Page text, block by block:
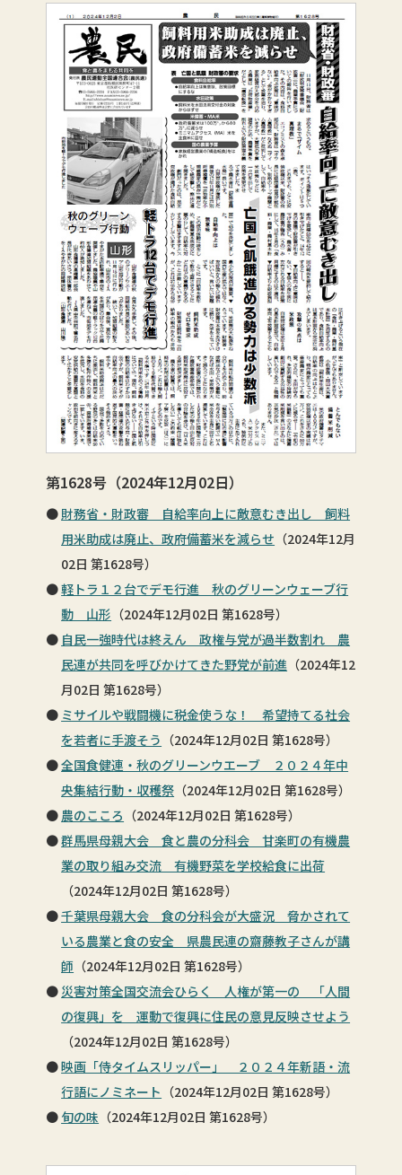
第1628号（2024年12月02日）
財務省・財政審 自給率向上に敵意むき出し 飼料
用米助成は廃止、政府備蓄米を減らせ （2024年12月
02日 第1628号）
軽トラ１２台でデモ行進 秋のグリーンウェーブ行
動 山形 （2024年12月02日 第1628号）
自民一強時代は終えん 政権与党が過半数割れ 農
民連が共同を呼びかけてきた野党が前進 （2024年12
月02日 第1628号）
ミサイルや戦闘機に税金使うな！ 希望持てる社会
を若者に手渡そう （2024年12月02日 第1628号）
全国食健連・秋のグリーンウエーブ ２０２４年中
央集結行動・収穫祭 （2024年12月02日 第1628号）
農のこころ （2024年12月02日 第1628号）
群馬県母親大会 食と農の分科会 甘楽町の有機農
業の取り組み交流 有機野菜を学校給食に出荷
（2024年12月02日 第1628号）
千葉県母親大会 食の分科会が大盛況 脅かされて
いる農業と食の安全 県農民連の齋藤教子さんが講
師 （2024年12月02日 第1628号）
災害対策全国交流会ひらく 人権が第一の 「人間
の復興」を 運動で復興に住民の意見反映させよう
（2024年12月02日 第1628号）
映画「侍タイムスリッパー」 ２０２４年新語・流
行語にノミネート （2024年12月02日 第1628号）
旬の味 （2024年12月02日 第1628号）